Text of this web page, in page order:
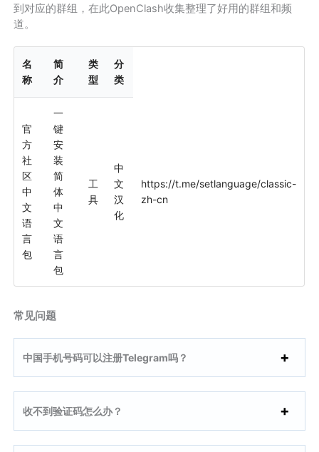
到对应的群组，在此OpenClash收集整理了好用的群组和频
道。
名
称
简
介
类
型
分
类
官
方
社
区
中
文
语
言
包
一
键
安
装
简
体
中
文
语
言
包
工
具
中
文
汉
化
https://t.me/setlanguage/classic-
zh-cn
常见问题
中国手机号码可以注册Telegram吗？
收不到验证码怎么办？